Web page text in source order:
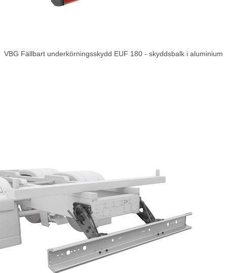
VBG Fällbart underkörningsskydd EUF 180 - skyddsbalk i aluminium